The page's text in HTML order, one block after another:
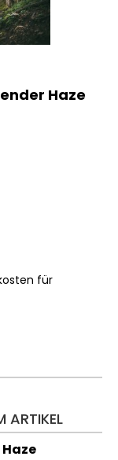
Haze
für
ARTIKEL
Haze